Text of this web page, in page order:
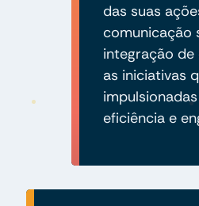
das suas
comunicação
integração
as iniciativas
eficiência e